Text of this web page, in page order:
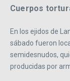
Cuerpos
En los ejidos de
sábado fueron
semidesnudos,
producidas por